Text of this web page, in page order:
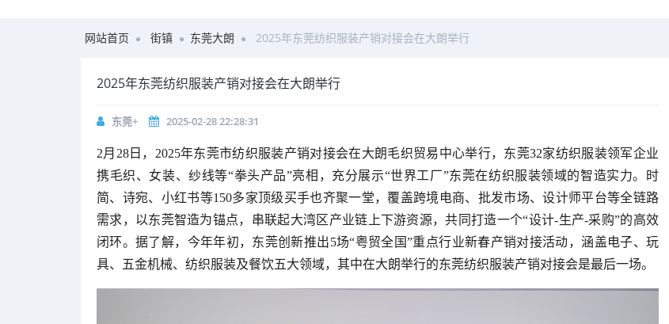
网站首页 街镇 东莞大朗 2025年东莞纺织服装产销对接会在大朗举行
2025年东莞纺织服装产销对接会在大朗举行
东莞+ 2025-02-28 22:28:31
2月28日，2025年东莞市纺织服装产销对接会在大朗毛织贸易中心举行，东莞32家纺织服装领军企业
携毛织、女装、纱线等“拳头产品”亮相，充分展示“世界工厂”东莞在纺织服装领域的智造实力。时
简、诗宛、小红书等150多家顶级买手也齐聚一堂，覆盖跨境电商、批发市场、设计师平台等全链路
需求，以东莞智造为锚点，串联起大湾区产业链上下游资源，共同打造一个“设计-生产-采购”的高效
闭环。据了解，今年年初，东莞创新推出5场“粤贸全国”重点行业新春产销对接活动，涵盖电子、玩
具、五金机械、纺织服装及餐饮五大领域，其中在大朗举行的东莞纺织服装产销对接会是最后一场。